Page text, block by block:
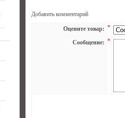
Добавить комментарий
Оцените товар: *
Сообщение: *